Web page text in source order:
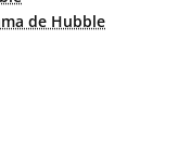
de Hubble